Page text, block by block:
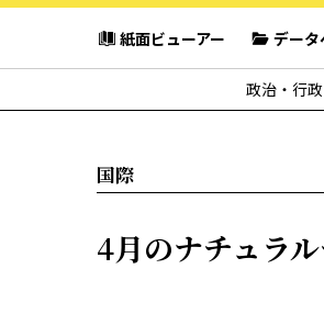
紙面ビューアー データ
政治・行政
国際
4月のナチュラ